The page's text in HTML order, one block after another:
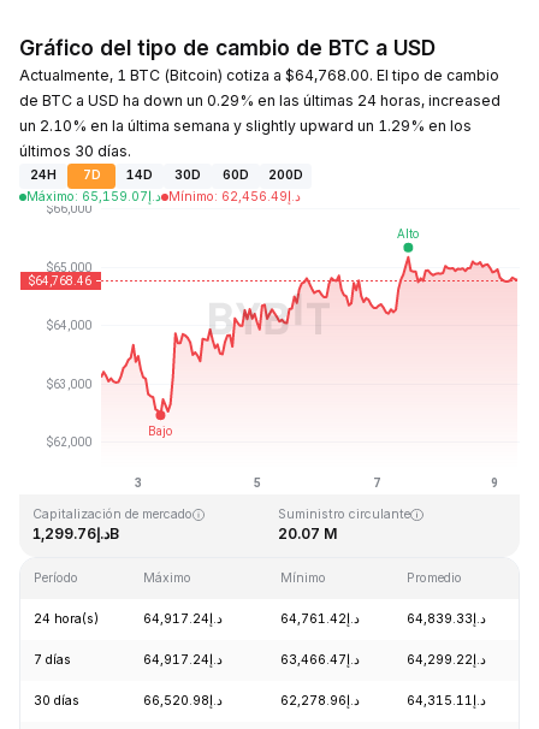
Gráfico del tipo de cambio de BTC a USD
Actualmente, 1 BTC (Bitcoin) cotiza a $64,768.00. El tipo de cambio
de BTC a USD ha down un 0.29% en las últimas 24 horas, increased
un 2.10% en la última semana y slightly upward un 1.29% en los
últimos 30 días.
24H 7D 14D 30D 60D
200D
Máximo: د.إ65,159.07 Mínimo: د.إ62,456.49
Última actualización: 2026-08-09, 08:59 GMT+0
Capitalización de mercado
د.إ1,299.76B
Suministro circulante
20.07 M
Período Máximo Mínimo Promedio
24 hora(s) د.إ64,917.24 د.إ64,761.42 د.إ64,839.33
7 días د.إ64,917.24 د.إ63,466.47 د.إ64,299.22
30 días د.إ66,520.98 د.إ62,278.96 د.إ64,315.11